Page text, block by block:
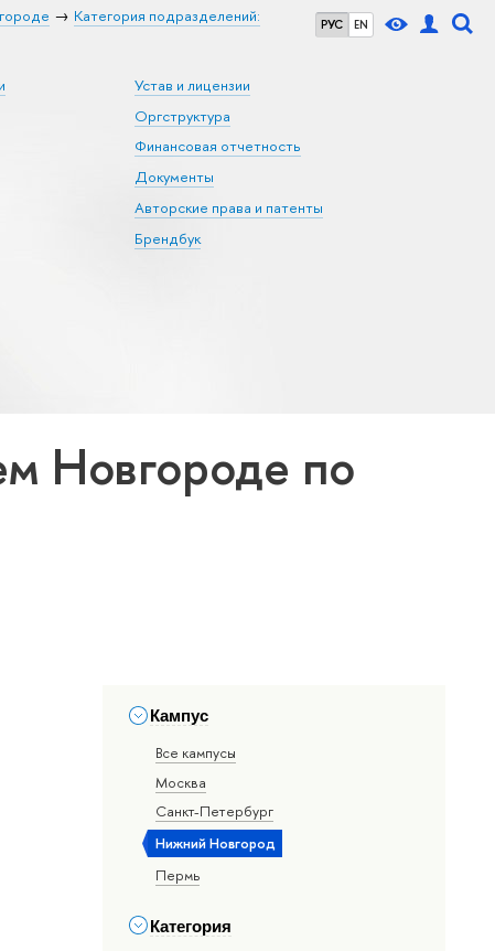
РУС EN
Категория подразделений:
Устав и лицензии
Оргструктура
Финансовая отчетность
Документы
Авторские права и патенты
Брендбук
Новгороде по
Кампус
Все кампусы
Москва
Санкт-Петербург
Нижний Новгород
Пермь
Категория